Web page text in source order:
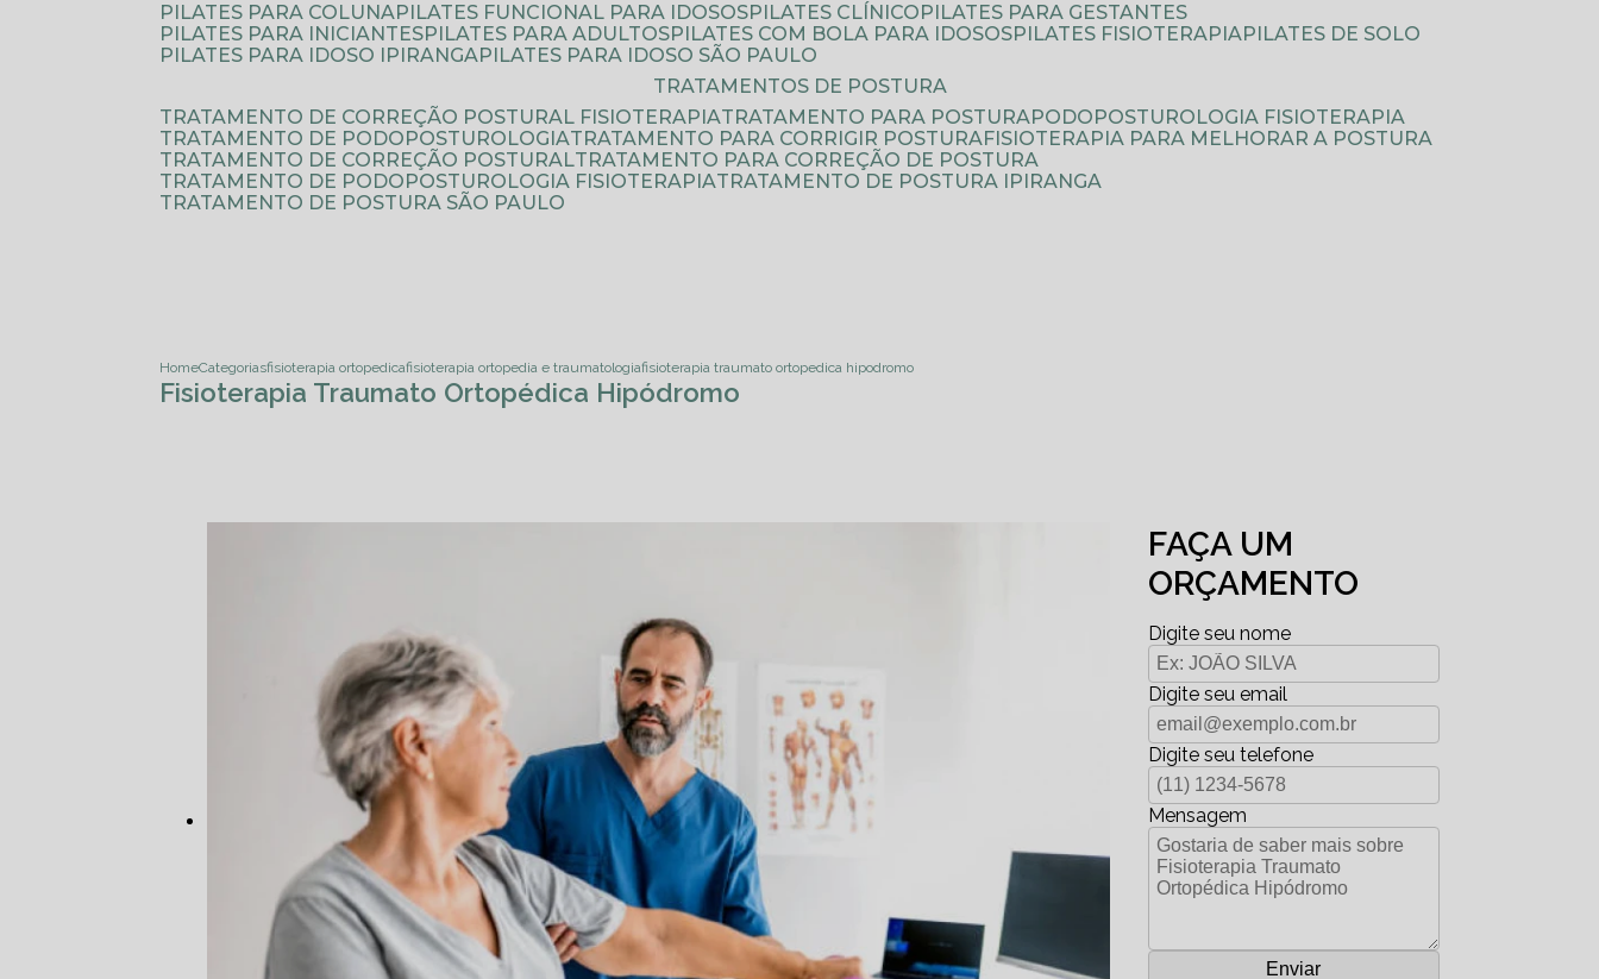
PILATES PARA COLUNA
PILATES FUNCIONAL PARA IDOSOS PILATES CLÍNICO
PILATES PARA GESTANTES
PILATES PARA INICIANTES
PILATES PARA ADULTOS PILATES COM BOLA PARA IDOSOS PILATES FISIOTERAPIA
PILATES DE SOLO
PILATES PARA IDOSO IPIRANGA
PILATES PARA IDOSO SÃO PAULO
TRATAMENTOS DE POSTURA
TRATAMENTO DE CORREÇÃO POSTURAL FISIOTERAPIA
TRATAMENTO PARA POSTURA
PODOPOSTUROLOGIA FISIOTERAPIA
TRATAMENTO DE PODOPOSTUROLOGIA
TRATAMENTO PARA CORRIGIR POSTURA
FISIOTERAPIA PARA MELHORAR A POSTURA
TRATAMENTO DE CORREÇÃO POSTURAL
TRATAMENTO PARA CORREÇÃO DE POSTURA
TRATAMENTO DE PODOPOSTUROLOGIA FISIOTERAPIA
TRATAMENTO DE POSTURA IPIRANGA
TRATAMENTO DE POSTURA SÃO PAULO
HomeCategoriasfisioterapia ortopedicafisioterapia ortopedia e traumatologiafisioterapia traumato ortopedica hipodromo
Fisioterapia Traumato Ortopédica Hipódromo
FAÇA UM
ORÇAMENTO
Digite seu nome
Digite seu email
Digite seu telefone
Mensagem